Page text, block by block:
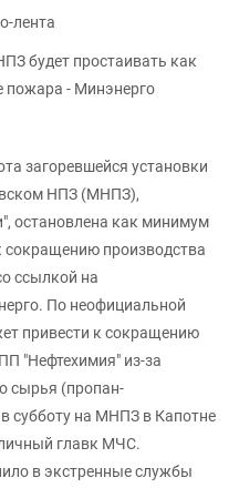
лента
будет простаивать как
пожара - Минэнерго
загоревшейся установки
НПЗ (МНПЗ),
остановлена как минимум
сокращению производства
ссылкой на
По неофициальной
привести к сокращению
"Нефтехимия" из-за
сырья (пропан-
субботу на МНПЗ в Капотне
главк МЧС.
в экстренные службы